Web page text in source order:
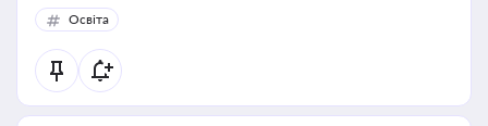
Освіта